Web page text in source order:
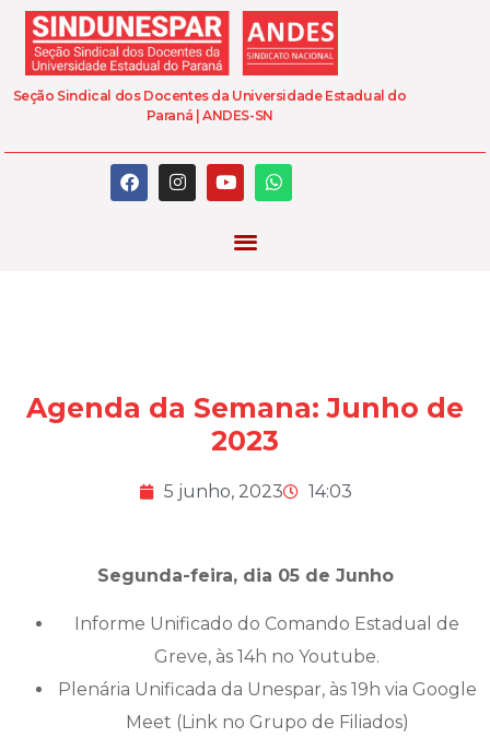
Seção Sindical dos Docentes da Universidade Estadual do
Paraná | ANDES-SN
Agenda da Semana: Junho de
2023
5 junho, 2023 14:03
Segunda-feira, dia 05 de Junho
Informe Unificado do Comando Estadual de
Greve, às 14h no Youtube.
Plenária Unificada da Unespar, às 19h via Google
Meet (Link no Grupo de Filiados)